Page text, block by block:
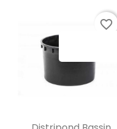
Aperçu rapide
favorite_border